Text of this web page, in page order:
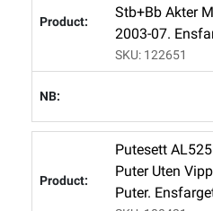
Stb+bb Akter
2003-07.
SKU: 122651
Putesett
Puter Uten
Puter.